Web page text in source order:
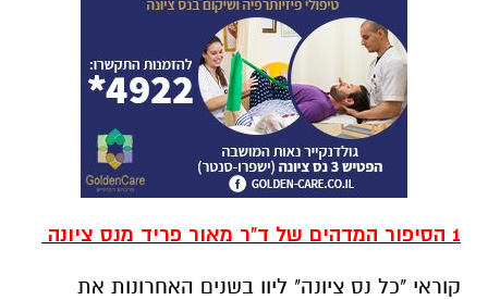
1 הסיפור המדהים של ד"ר מאור פריד מנס ציונה
קוראי "כל נס ציונה" ליוו בשנים האחרונות את